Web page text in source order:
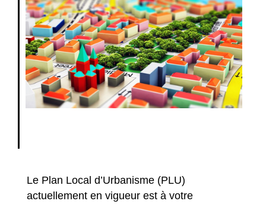
Le Plan Local d’Urbanisme (PLU)
actuellement en vigueur est à votre